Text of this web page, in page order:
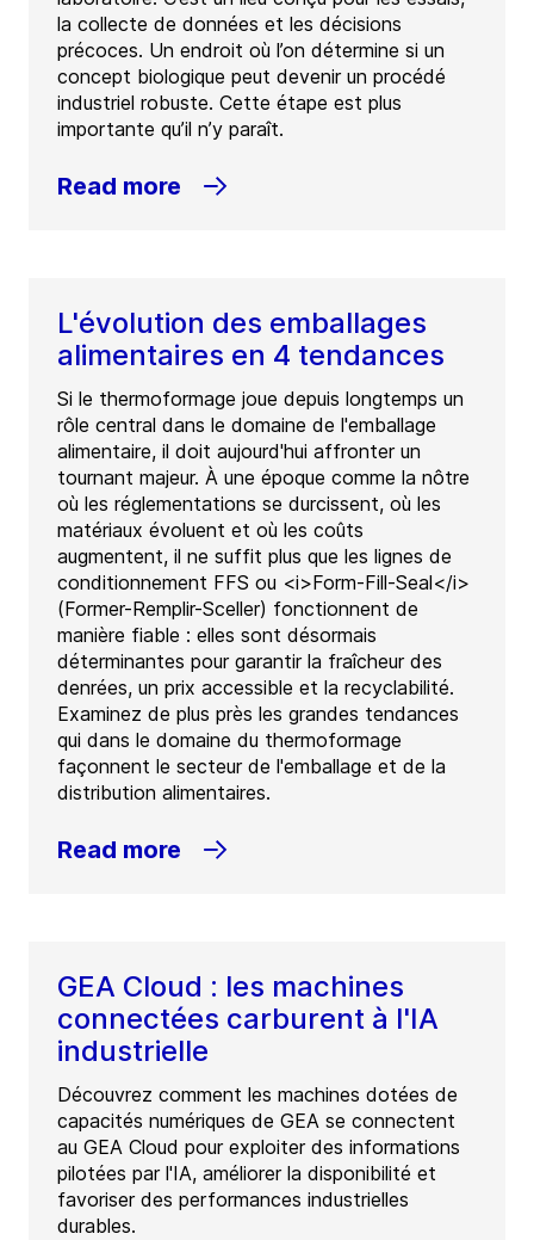
la collecte de données et les décisions
précoces. Un endroit où l’on détermine si un
concept biologique peut devenir un procédé
industriel robuste. Cette étape est plus
importante qu’il n’y paraît.
Read more
L'évolution des emballages
alimentaires en 4 tendances
Si le thermoformage joue depuis longtemps un
rôle central dans le domaine de l'emballage
alimentaire, il doit aujourd'hui affronter un
tournant majeur. À une époque comme la nôtre
où les réglementations se durcissent, où les
matériaux évoluent et où les coûts
augmentent, il ne suffit plus que les lignes de
conditionnement FFS ou <i>Form-Fill-Seal</i>
(Former-Remplir-Sceller) fonctionnent de
manière fiable : elles sont désormais
déterminantes pour garantir la fraîcheur des
denrées, un prix accessible et la recyclabilité.
Examinez de plus près les grandes tendances
qui dans le domaine du thermoformage
façonnent le secteur de l'emballage et de la
distribution alimentaires.
Read more
GEA Cloud : les machines
connectées carburent à l'IA
industrielle
Découvrez comment les machines dotées de
capacités numériques de GEA se connectent
au GEA Cloud pour exploiter des informations
pilotées par l'IA, améliorer la disponibilité et
favoriser des performances industrielles
durables.